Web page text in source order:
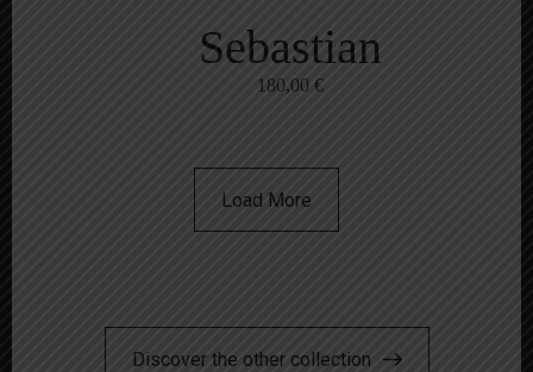
Sebastian
180,00 €
Load More
Discover the other collection